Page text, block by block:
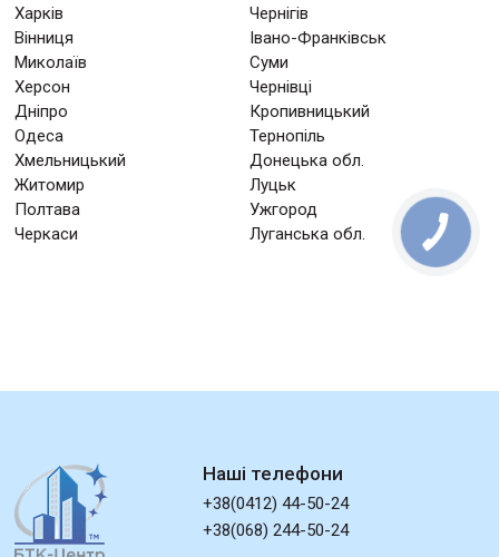
Харків
Чернігів
Вінниця
Івано-Франківськ
Миколаїв
Суми
Херсон
Чернівці
Дніпро
Кропивницький
Одеса
Тернопіль
Хмельницький
Донецька обл.
Житомир
Луцьк
Полтава
Ужгород
Черкаси
Луганська обл.
Наші телефони
+38(0412) 44-50-24
+38(068) 244-50-24